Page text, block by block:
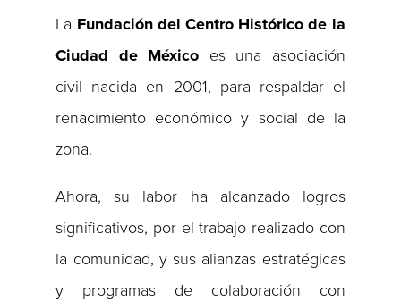
La Fundación del Centro Histórico de la
Ciudad de México es una asociación
civil nacida en 2001, para respaldar el
renacimiento económico y social de la
zona.
Ahora, su labor ha alcanzado logros
significativos, por el trabajo realizado con
la comunidad, y sus alianzas estratégicas
y programas de colaboración con